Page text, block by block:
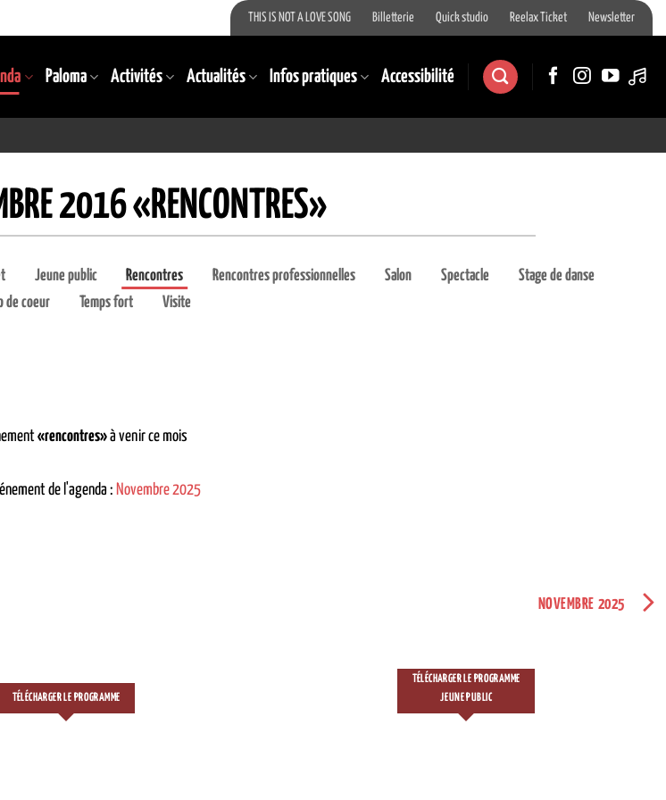
THIS IS NOT A LOVE SONG Billetterie Quick studio Reelax Ticket Newsletter
Paloma Activités Actualités Infos pratiques Accessibilité
2016 «RENCONTRES»
Jeune public Rencontres Rencontres professionnelles Salon Spectacle
Stage de danse
de coeur
Temps fort Visite
«rencontres»à venir ce mois
de l'agenda : Novembre 2025
NOVEMBRE 2025
TÉLÉCHARGER LE PROGRAMME
TÉLÉCHARGER LE PROGRAMME
JEUNE PUBLIC